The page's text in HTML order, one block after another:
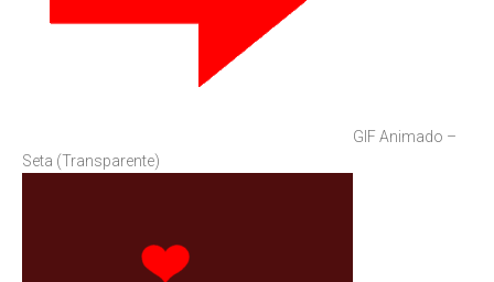
GIF Animado –
Seta (Transparente)